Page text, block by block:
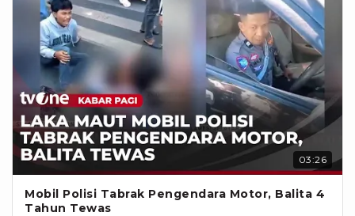
03:26
Mobil Polisi Tabrak Pengendara Motor, Balita 4
Tahun Tewas